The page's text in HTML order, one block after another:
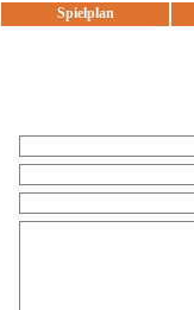
▼
Spielplan